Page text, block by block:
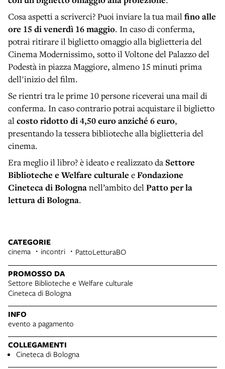
Cosa aspetti a scriverci? Puoi inviare la tua mail finoalle
ore 15 di venerdì 16 maggio. In caso di conferma,
potrai ritirare il biglietto omaggio alla biglietteria del
Cinema Modernissimo, sotto il Voltone del Palazzo del
Podestà in piazza Maggiore, almeno 15 minuti prima
dell'inizio del film.
Se rientri tra le prime 10 persone riceverai una mail di
conferma. In caso contrario potrai acquistare il biglietto
al costo ridotto di 4,50 euro anziché 6 euro,
presentando la tessera biblioteche alla biglietteria del
cinema.
Era meglio il libro? è ideato e realizzato da Settore
Biblioteche e Welfare culturale eFondazione
Cineteca di Bolognanell’ambito del Patto per la
lettura di Bologna.
CATEGORIE
cinema incontri PattoLetturaBO
PROMOSSO DA
Settore Biblioteche e Welfare culturale
Cineteca di Bologna
INFO
evento a pagamento
COLLEGAMENTI
Cineteca di Bologna